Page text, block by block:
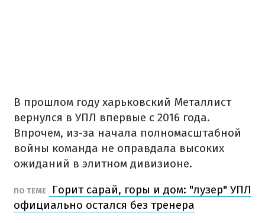
В прошлом году харьковский Металлист
вернулся в УПЛ впервые с 2016 года.
Впрочем, из-за начала полномасштабной
войны команда не оправдала высоких
ожиданий в элитном дивизионе.
ПО ТЕМЕ
Горит сарай, горы и дом: "лузер" УПЛ
официально остался без тренера